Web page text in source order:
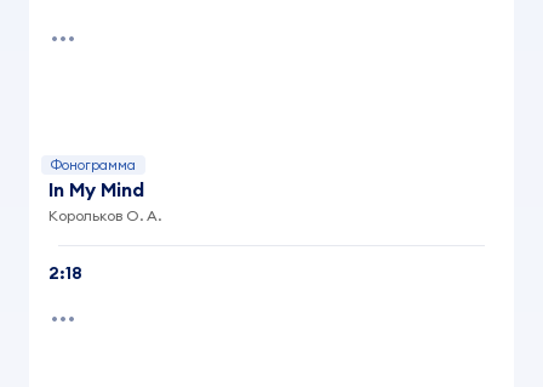
Фонограмма
In My Mind
Корольков О. А.
2:18